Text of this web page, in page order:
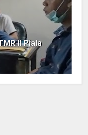
II Piala